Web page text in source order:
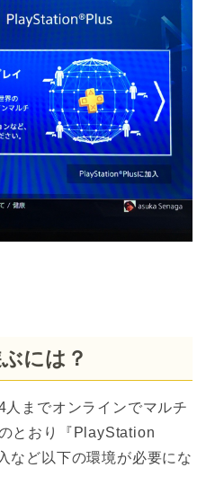
には？
までオンラインでマルチ
とおり『PlayStation
など以下の環境が必要にな